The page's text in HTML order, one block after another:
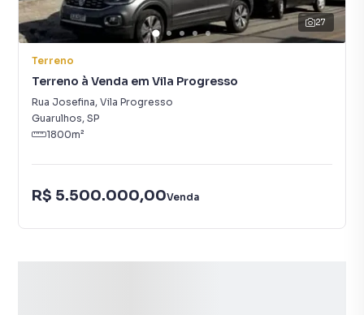
27
Terreno
Terreno à Venda em Vila Progresso
Rua Josefina, Vila Progresso
Guarulhos, SP
1800m²
R$ 5.500.000,00Venda